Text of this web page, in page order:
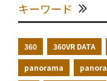
キーワード
360 360VR DATA
panorama